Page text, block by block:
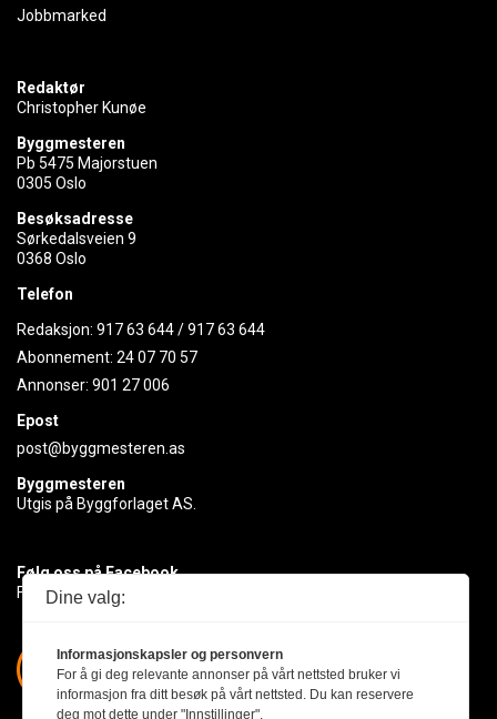
Jobbmarked
Redaktør
Christopher Kunøe
Byggmesteren
Pb 5475 Majorstuen
0305 Oslo
Besøksadresse
Sørkedalsveien 9
0368 Oslo
Telefon
Redaksjon: 917 63 644/917 63 644
Abonnement: 24 07 70 57
Annonser: 901 27 006
Epost
post@byggmesteren.as
Byggmesteren
Utgis på Byggforlaget AS.
Følg oss på Facebook
Få med deg det siste innen byggebransjen
Dine valg:
Informasjonskapsler og personvern
For å gi deg relevante annonser på vårt nettsted bruker vi
informasjon fra ditt besøk på vårt nettsted. Du kan reservere
deg mot dette under "Innstillinger".